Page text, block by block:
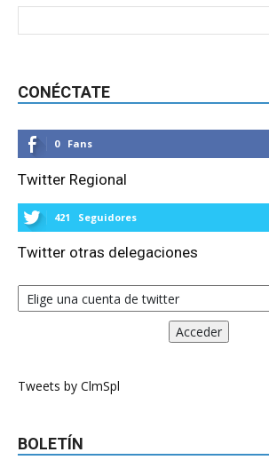
CONÉCTATE
0 Fans
Twitter Regional
421 Seguidores
Twitter otras delegaciones
Tweets by ClmSpl
BOLETÍN